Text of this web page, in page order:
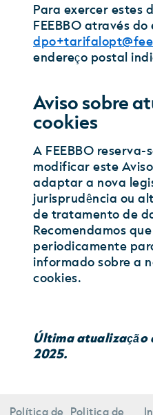
Para exercer estes
FEEBBO através
endereço postal
Aviso sobre
cookies
A FEEBBO reserva-
modificar este
adaptar a nova
jurisprudência ou
de tratamento de
Recomendamos
periodicamente
informado sobre a
cookies.
Última atualização
2025.
Política de Politica de